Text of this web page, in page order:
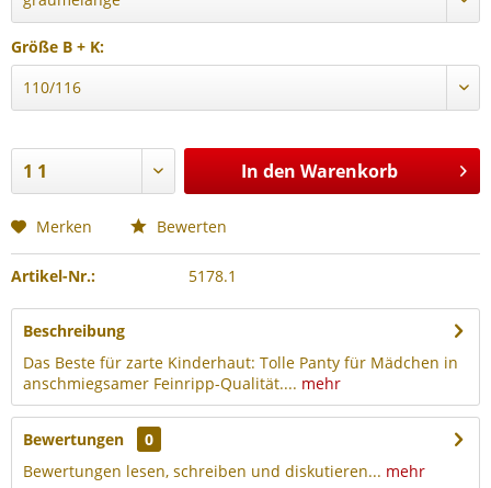
Größe B + K:
In den Warenkorb
Merken Bewerten
Artikel-Nr.: 5178.1
Beschreibung
Das Beste für zarte Kinderhaut: Tolle Panty für Mädchen in
anschmiegsamer Feinripp-Qualität.... mehr
Bewertungen
0
Bewertungen lesen, schreiben und diskutieren... mehr